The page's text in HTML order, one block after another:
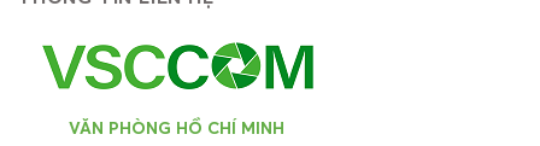
VĂN PHÒNG HỒ CHÍ MINH